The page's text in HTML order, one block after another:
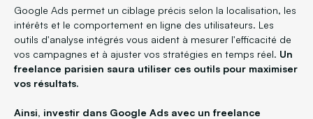
Google Ads permet un ciblage précis selon la localisation, les
intérêts et le comportement en ligne des utilisateurs. Les
outils d'analyse intégrés vous aident à mesurer l'efficacité de
vos campagnes et à ajuster vos stratégies en temps réel. Un
freelance parisien saura utiliser ces outils pour maximiser
vos résultats.
Ainsi, investir dans Google Ads avec un freelance